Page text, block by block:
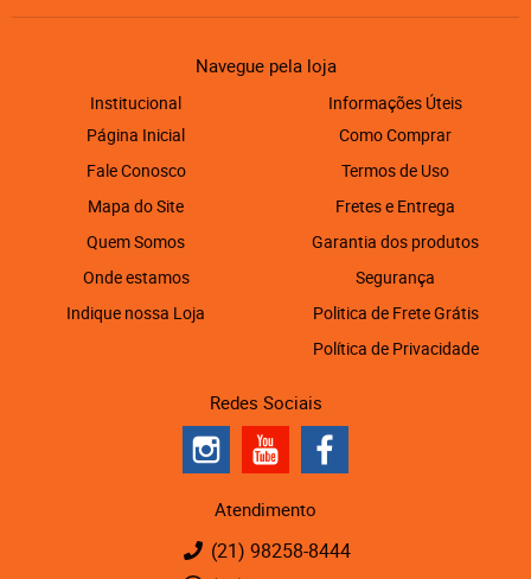
Navegue pela loja
Institucional
Página Inicial
Fale Conosco
Mapa do Site
Quem Somos
Onde estamos
Indique nossa Loja
Informações Úteis
Como Comprar
Termos de Uso
Fretes e Entrega
Garantia dos produtos
Segurança
Politica de Frete Grátis
Política de Privacidade
Redes Sociais
Atendimento
(21) 98258-8444